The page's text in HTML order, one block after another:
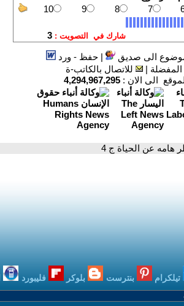
الى صديق |حفظ - ورد
|
للاتصال بالكاتب-ة
الى الان : 4,294,967,295
هامه عن الحياة ج 4
تيلكرام بنترست بلوكر فليبورد